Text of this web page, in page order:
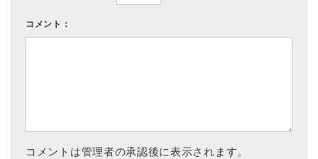
コメント：
コメントは管理者の承認後に表示されます。